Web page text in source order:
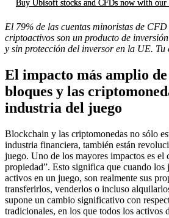
Buy Ubisoft stocks and CFDs now with our
El 79% de las cuentas minoristas de
criptoactivos son un producto de
y sin protección del inversor en la UE. Tu
El impacto más amplio de
bloques y las
industria del juego
Blockchain y las criptomonedas no sólo
industria financiera, también están
juego. Uno de los mayores impactos es el
propiedad”. Esto significa que cuando los
activos en un juego, son realmente sus
transferirlos, venderlos o incluso
supone un cambio significativo con
tradicionales, en los que todos los activos